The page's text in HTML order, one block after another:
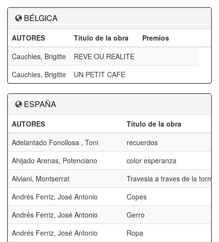
BÉLGICA
AUTORES Título de la obra
Premios
Cauchies, Brigitte
REVE OU REALITE
Cauchies, Brigitte
UN PETIT CAFE
ESPAÑA
AUTORES
Título de la obra
Adelantado Fonollosa , Toni
recuerdos
Ahijado Arenas, Potenciano
color esperanza
Alviani, Montserrat
Travesia a traves de la
Andrés Ferriz, José Antonio
Copes
Andrés Ferriz, José Antonio
Gerro
Andrés Ferriz, José Antonio
Ropa